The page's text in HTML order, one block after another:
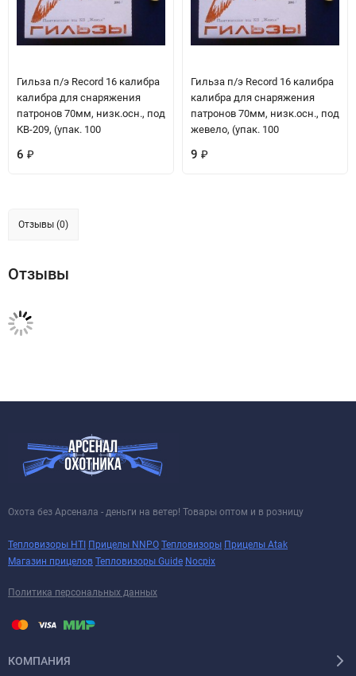
Гильза п/э Record 16 калибра
калибра для снаряжения
патронов 70мм, низк.осн., под
КВ-209, (упак. 100
6 ₽
Гильза п/э Record 16 калибра
калибра для снаряжения
патронов 70мм, низк.осн., под
жевело, (упак. 100
9 ₽
Отзывы (0)
Отзывы
Охота без Арсенала - деньги на ветер! Товары оптом и в розницу
Тепловизоры HTI Прицелы NNPO Тепловизоры Прицелы Atak
Магазин прицелов Тепловизоры Guide Nocpix
Политика персональных данных
КОМПАНИЯ